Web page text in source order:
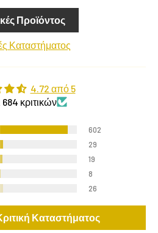
Προϊόντος
Καταστήματος
4.72 από 5
κριτικών
602
29
19
8
26
Καταστήματος